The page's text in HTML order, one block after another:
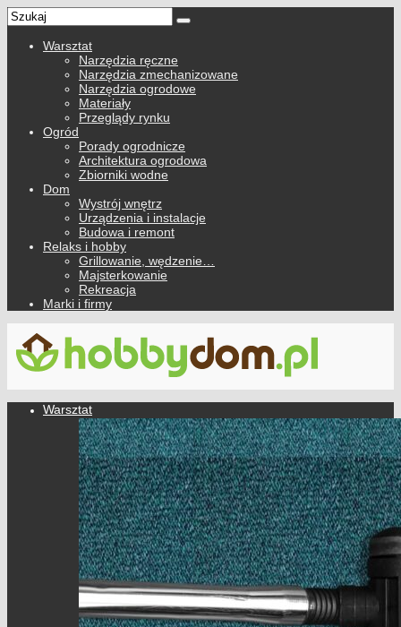
Warsztat
Narzędzia ręczne
Narzędzia zmechanizowane
Narzędzia ogrodowe
Materiały
Przeglądy rynku
Ogród
Porady ogrodnicze
Architektura ogrodowa
Zbiorniki wodne
Dom
Wystrój wnętrz
Urządzenia i instalacje
Budowa i remont
Relaks i hobby
Grillowanie, wędzenie…
Majsterkowanie
Rekreacja
Marki i firmy
Warsztat